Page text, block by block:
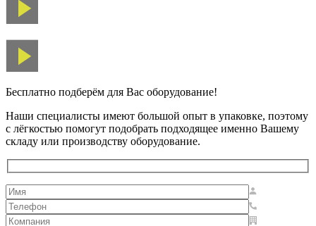
Бесплатно подберём для Вас оборудование!
Наши специалисты имеют большой опыт в упаковке, поэтому
с лёгкостью помогут подобрать подходящее именно Вашему
складу или производству оборудование.